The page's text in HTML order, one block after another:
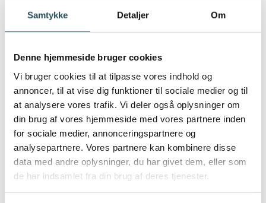
Samtykke Detaljer Om
Denne hjemmeside bruger cookies
Vi bruger cookies til at tilpasse vores indhold og
annoncer, til at vise dig funktioner til sociale medier og til
at analysere vores trafik. Vi deler også oplysninger om
din brug af vores hjemmeside med vores partnere inden
for sociale medier, annonceringspartnere og
analysepartnere. Vores partnere kan kombinere disse
data med andre oplysninger, du har givet dem, eller som
de har indsamlet fra din brug af deres tjenester.
modtage kortbetalinger uden kortterminal,
men direkte på mobilen. Med appen kan
man modtage MobilePay-, Visa- og
HVAD KOSTER DET?
Der er ingen ekstra omkostninger. Prisen er
den samme, som normalt ved MobilePay
betalinger. Det vil sige 0,99 procent af
transaktionsværdien.